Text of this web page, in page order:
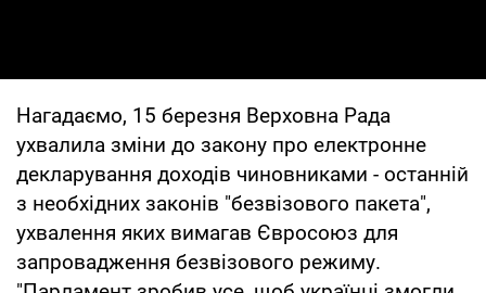
Нагадаємо, 15 березня Верховна Рада
ухвалила зміни до закону про електронне
декларування доходів чиновниками - останній
з необхідних законів "безвізового пакета",
ухвалення яких вимагав Євросоюз для
запровадження безвізового режиму.